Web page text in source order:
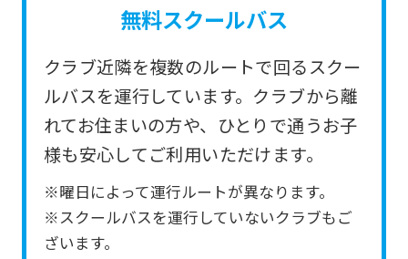
無料スクールバス
クラブ近隣を複数のルートで回るスクー
ルバスを運行しています。クラブから離
れてお住まいの方や、ひとりで通うお子
様も安心してご利用いただけます。
※曜日によって運行ルートが異なります。
※スクールバスを運行していないクラブもご
ざいます。
service.
Automatic